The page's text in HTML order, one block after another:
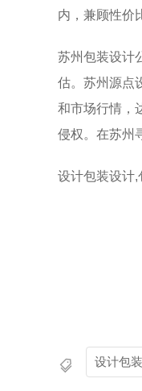
内，兼顾性价
苏州包装设计
估。苏州源点
和市场行情，
侵权。在苏州
设计包装设计
设计包